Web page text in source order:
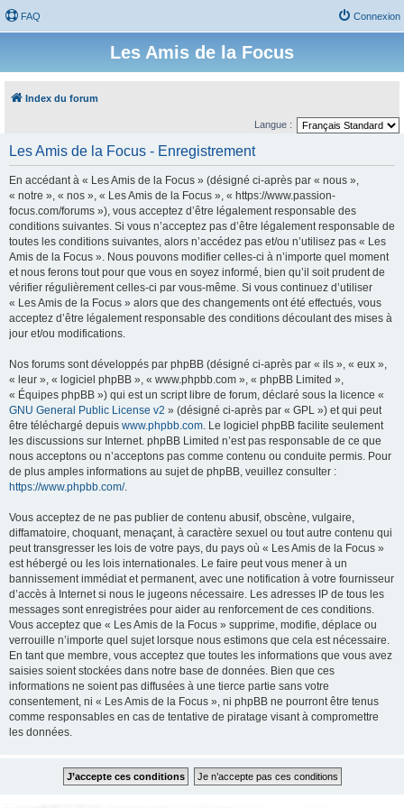
FAQ Connexion
Les Amis de la Focus
Index du forum
Langue :
Les Amis de la Focus - Enregistrement
En accédant à « Les Amis de la Focus » (désigné ci-après par « nous »,
« notre », « nos », « Les Amis de la Focus », « https://www.passion-
focus.com/forums »), vous acceptez d’être légalement responsable des
conditions suivantes. Si vous n’acceptez pas d’être légalement responsable de
toutes les conditions suivantes, alors n’accédez pas et/ou n’utilisez pas « Les
Amis de la Focus ». Nous pouvons modifier celles-ci à n’importe quel moment
et nous ferons tout pour que vous en soyez informé, bien qu’il soit prudent de
vérifier régulièrement celles-ci par vous-même. Si vous continuez d’utiliser
« Les Amis de la Focus » alors que des changements ont été effectués, vous
acceptez d’être légalement responsable des conditions découlant des mises à
jour et/ou modifications.
Nos forums sont développés par phpBB (désigné ci-après par « ils », « eux »,
« leur », « logiciel phpBB », « www.phpbb.com », « phpBB Limited »,
« Équipes phpBB ») qui est un script libre de forum, déclaré sous la licence «
GNU General Public License v2 » (désigné ci-après par « GPL ») et qui peut
être téléchargé depuis www.phpbb.com. Le logiciel phpBB facilite seulement
les discussions sur Internet. phpBB Limited n’est pas responsable de ce que
nous acceptons ou n’acceptons pas comme contenu ou conduite permis. Pour
de plus amples informations au sujet de phpBB, veuillez consulter :
https://www.phpbb.com/.
Vous acceptez de ne pas publier de contenu abusif, obscène, vulgaire,
diffamatoire, choquant, menaçant, à caractère sexuel ou tout autre contenu qui
peut transgresser les lois de votre pays, du pays où « Les Amis de la Focus »
est hébergé ou les lois internationales. Le faire peut vous mener à un
bannissement immédiat et permanent, avec une notification à votre fournisseur
d’accès à Internet si nous le jugeons nécessaire. Les adresses IP de tous les
messages sont enregistrées pour aider au renforcement de ces conditions.
Vous acceptez que « Les Amis de la Focus » supprime, modifie, déplace ou
verrouille n’importe quel sujet lorsque nous estimons que cela est nécessaire.
En tant que membre, vous acceptez que toutes les informations que vous avez
saisies soient stockées dans notre base de données. Bien que ces
informations ne soient pas diffusées à une tierce partie sans votre
consentement, ni « Les Amis de la Focus », ni phpBB ne pourront être tenus
comme responsables en cas de tentative de piratage visant à compromettre
les données.